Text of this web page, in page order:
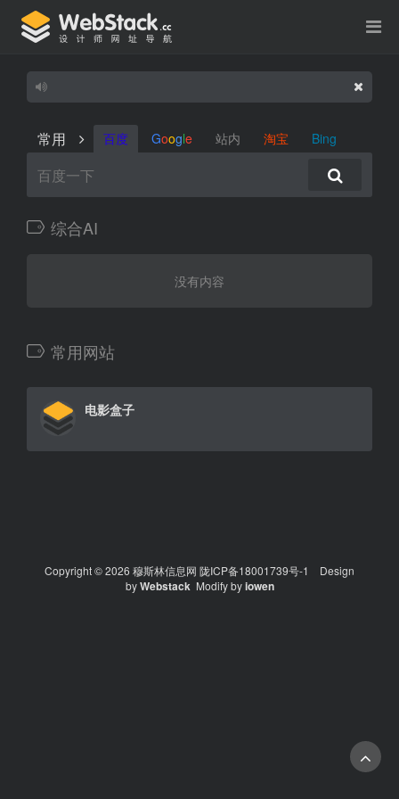
常用 百度 Google 站内 淘宝 Bing
综合AI
没有内容
常用网站
电影盒子
Copyright © 2026 穆斯林信息网 陇ICP备18001739号-1
Design
byWebstack Modify byiowen